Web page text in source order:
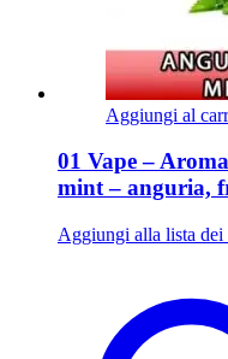
Aggiungi al
01 Vape –
mint – anguria,
Aggiungi alla lista dei